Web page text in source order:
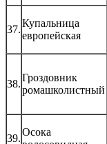
37.
Купальница
европейская
38.
Гроздовник
ромашколистный
39.
Осока